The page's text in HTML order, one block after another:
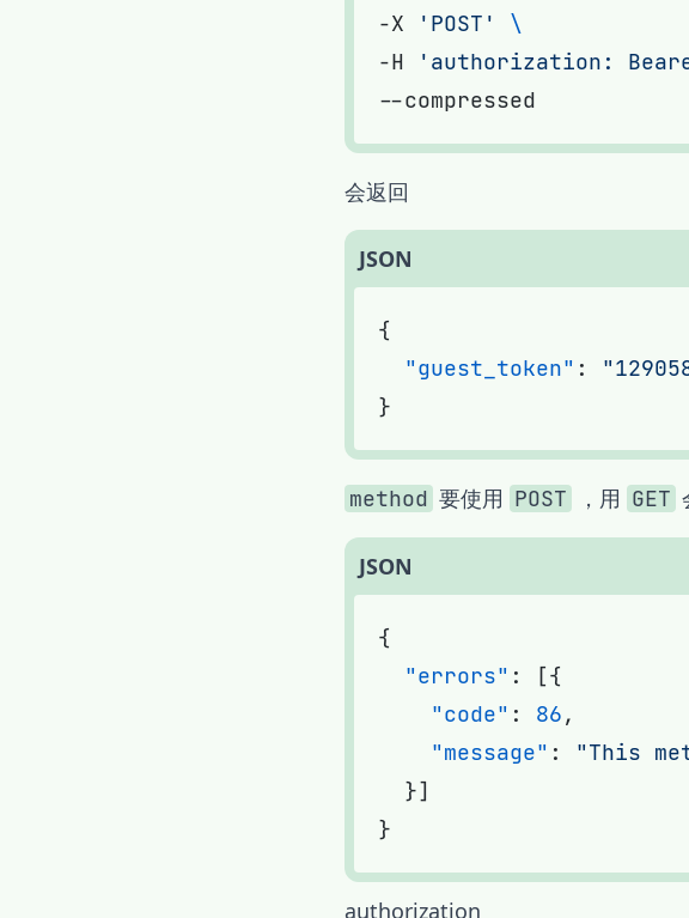
-X
'POST'
-H
'authorization: Bearer
会返回
JSON
  "guest_token"
:
method 要使用 POST ，用 GET
JSON
  "errors"
    "code"
: 86
    "message"
:
authorization